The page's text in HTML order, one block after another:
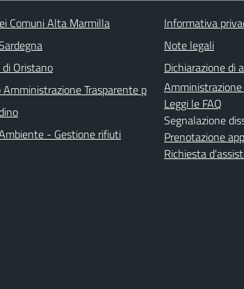
Comuni Alta Marmilla
Oristano
Trasparente p
- Gestione rifiuti
Informativa
Note legali
Dichiarazione di
Leggi le FAQ
Segnalazione
Prenotazione
Richiesta